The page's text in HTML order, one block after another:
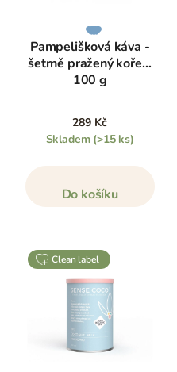
Pampelišková káva -
šetrně pražený kořen,
100 g
289 Kč
Skladem (>15 ks)
Do košíku
clean label